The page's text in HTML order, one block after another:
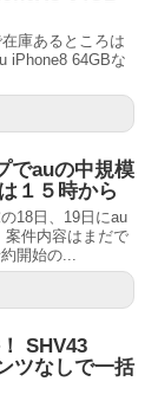
庫あるところは
iPhone8 64GBな
でauの中規模
１５時から
18日、19日にau
案件内容はまだで
開始の...
SHV43
ツなしで一括